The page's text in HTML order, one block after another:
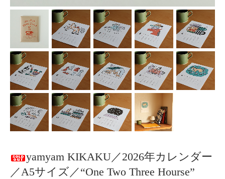
yamyam KIKAKU／2026年カレンダー
／A5サイズ／“One Two Three Hourse”